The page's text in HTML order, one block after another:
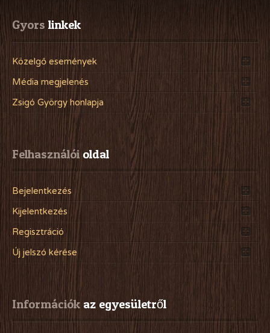
Gyors linkek
Közelgő események
Média megjelenés
Zsigó György honlapja
Felhasználói oldal
Bejelentkezés
Kijelentkezés
Regisztráció
Új jelszó kérése
Információk az egyesületről